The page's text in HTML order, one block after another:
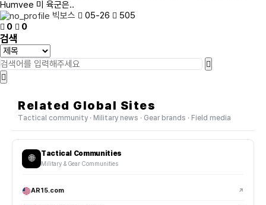
Humvee 미 육군은..
빅보스
05-26
505
0
0
검색
Related Global Sites
Tactical community · Military news · Gear brands · Field media
🌐 Tactical Communities
Military & Gear Communities
AR15.com ↗